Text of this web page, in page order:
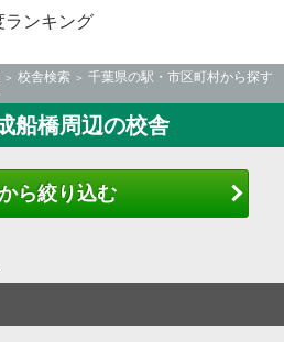
ランキング
校舎検索
千葉県の駅・市区町村から探す
船橋周辺の校舎
ら絞り込む